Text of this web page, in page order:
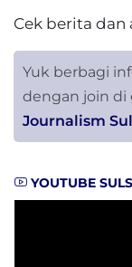
Cek berita dan
Yuk berbagi
dengan join di
Journalism
YOUTUBE